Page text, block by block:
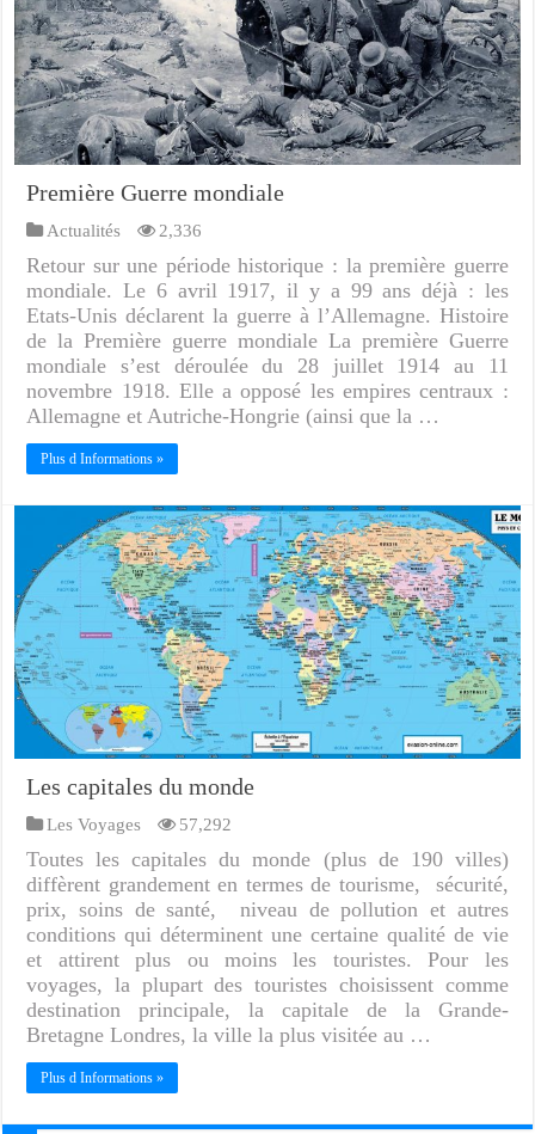
Première Guerre mondiale
Actualités 2,336
Retour sur une période historique : la première guerre
mondiale. Le 6 avril 1917, il y a 99 ans déjà : les
Etats-Unis déclarent la guerre à l’Allemagne. Histoire
de la Première guerre mondiale La première Guerre
mondiale s’est déroulée du 28 juillet 1914 au 11
novembre 1918. Elle a opposé les empires centraux :
Allemagne et Autriche-Hongrie (ainsi que la …
Plus d Informations »
Les capitales du monde
Les Voyages 57,292
Toutes les capitales du monde (plus de 190 villes)
diffèrent grandement en termes de tourisme, sécurité,
prix, soins de santé, niveau de pollution et autres
conditions qui déterminent une certaine qualité de vie
et attirent plus ou moins les touristes. Pour les
voyages, la plupart des touristes choisissent comme
destination principale, la capitale de la Grande-
Bretagne Londres, la ville la plus visitée au …
Plus d Informations »